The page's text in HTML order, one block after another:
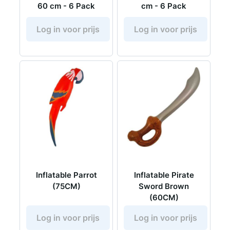
60 cm - 6 Pack
Log in voor prijs
cm - 6 Pack
Log in voor prijs
Inflatable Parrot
(75CM)
Log in voor prijs
Inflatable Pirate
Sword Brown
(60CM)
Log in voor prijs